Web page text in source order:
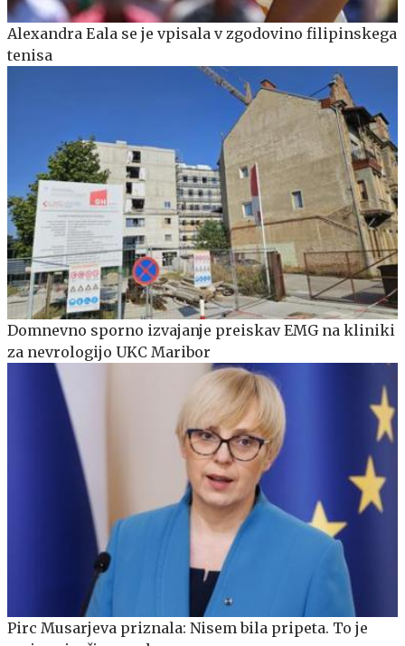
Alexandra Eala se je vpisala v zgodovino filipinskega
tenisa
Domnevno sporno izvajanje preiskav EMG na kliniki
za nevrologijo UKC Maribor
Pirc Musarjeva priznala: Nisem bila pripeta. To je